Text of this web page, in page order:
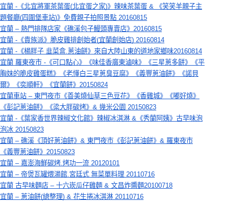
宜蘭 -《北宜將軍茶葉蛋(北宜蛋之家)》辣味茶葉蛋 & 《笑笑羊親子主
題餐廳(四圍堡車站)》免費親子拍照景點 20160815
宜蘭 – 熱門排隊店家《礁溪包子鰻頭專賣店》20160815
宜蘭 -《貴族派》脆皮雞排創始者(宜蘭創始店) 20160814
宜蘭 -《楊胖子 韭菜盒.蔥油餅》來自大陸山東的道地家鄉味20160814
宜蘭 羅東夜市 -《可口點心》《味佳香廣東滷味》《三星蔥多餅》《平
胸妹的脆皮雞蛋糕》《老懂白三星蔥臭豆腐》《義豐蔥油餅》《諾貝
爾》《奕順軒》《宜蘭餅》20150824
宜蘭車站 – 東門夜市《善美燒仙草三色豆花》《香雞城》《嘟好燒》
《彭記蔥油餅》《梁大胖碳烤》& 幾米公園 20150823
宜蘭 -《葉家香世界辣椒文化館》辣椒冰淇淋 &《秀蘭阿姨》古早味泡
泡冰 20150823
宜蘭 – 礁溪《頂好蔥油餅》& 東門夜市《彭記蔥油餅》& 羅東夜市
《義豐蔥油餅》20150823
宜蘭 – 嘉澎海鮮碳烤.烤功一流 20120101
宜蘭 – 帝煲瓦罐煨湯館.宮廷式 無菜單料理 20110716
宜蘭 古早味麵店 – 十六崁瓜仔雞麵 & 文昌炸醬麵20100718
宜蘭 – 蔥油餅(總整理) & 花生捲冰淇淋 20110716